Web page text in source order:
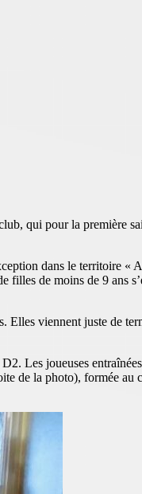
qui pour la première
dans le territoire «
de moins de 9 ans
Elles viennent juste de
Les joueuses
de la photo), formée au